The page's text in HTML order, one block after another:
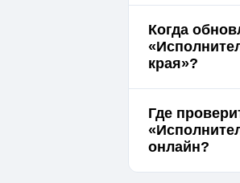
Когда
края»?
Где
онлайн?